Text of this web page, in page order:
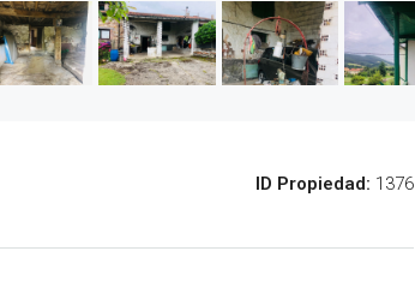
ID Propiedad: 1376